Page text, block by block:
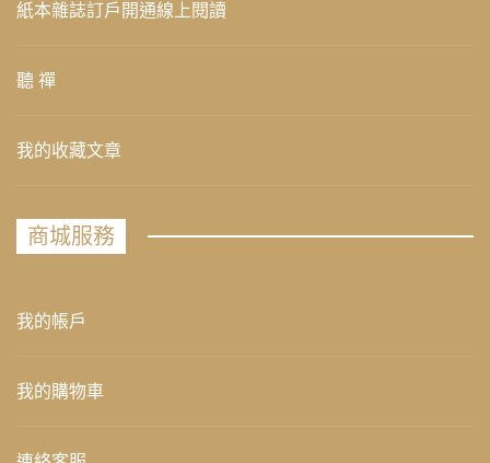
紙本雜誌訂戶開通線上閱讀
聽 禪
我的收藏文章
商城服務
我的帳戶
我的購物車